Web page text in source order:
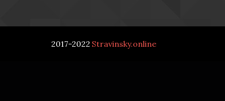
2017-2022 ­Stravinsky.online